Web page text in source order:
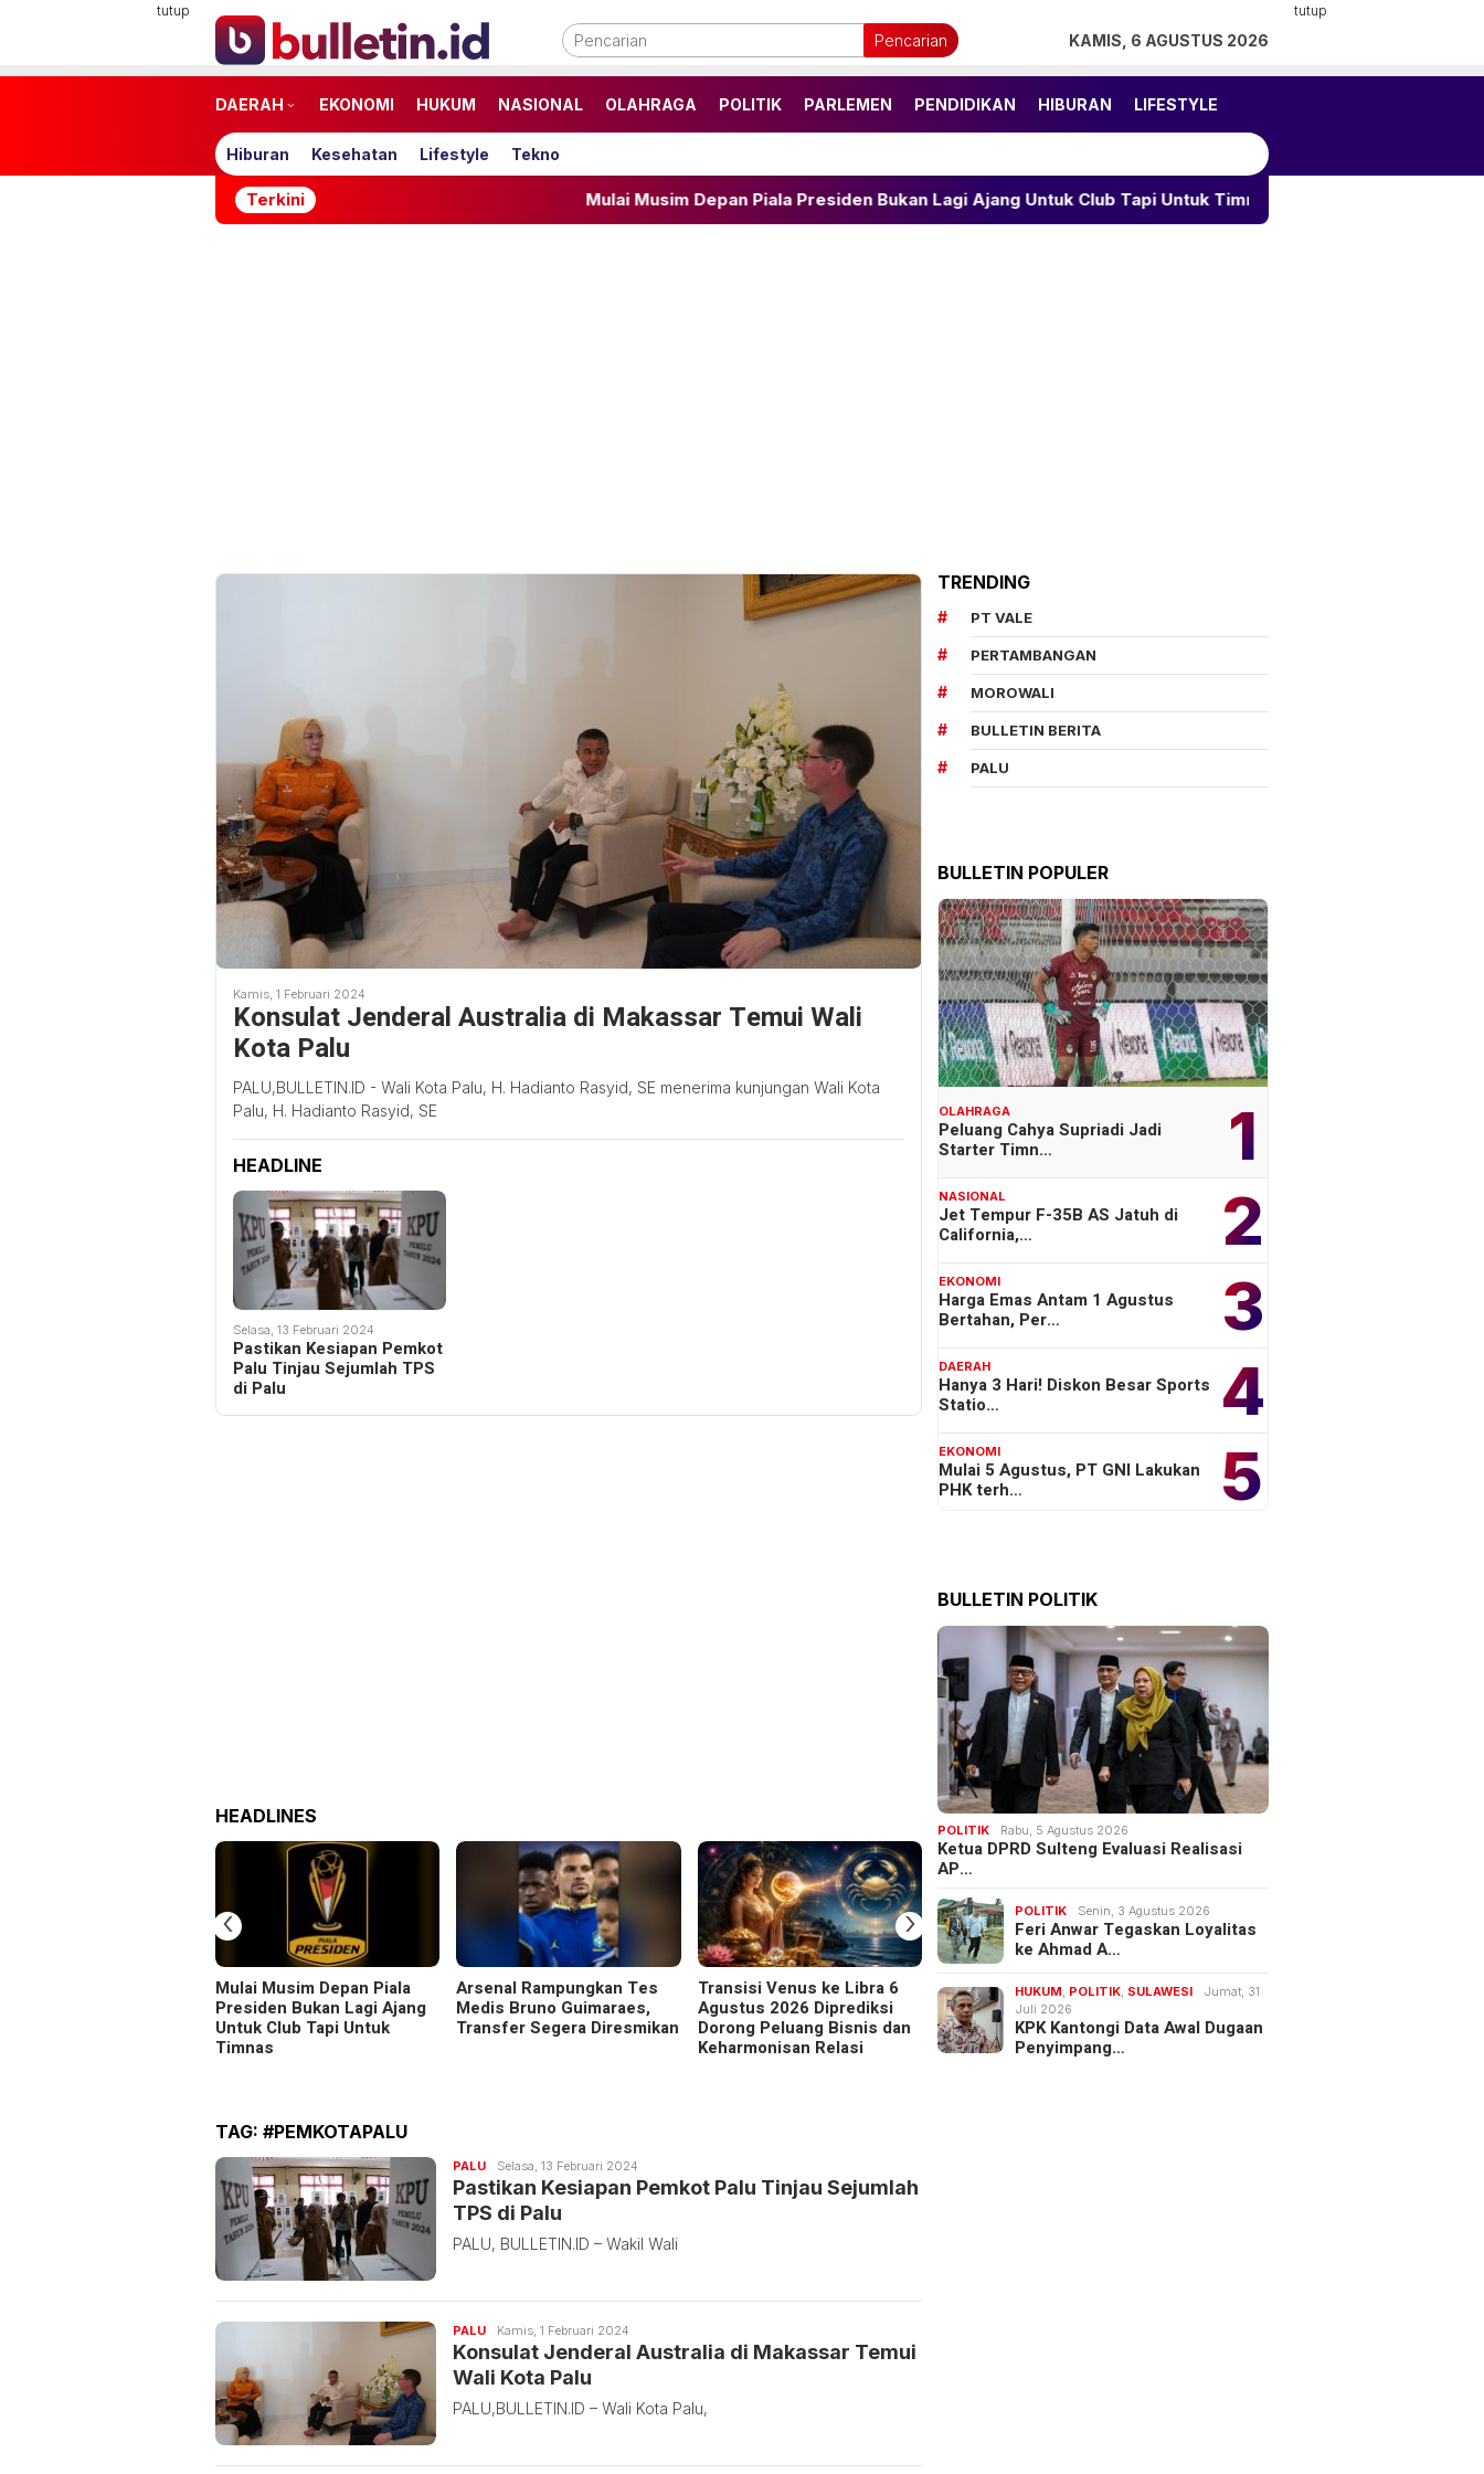
tutup tutup
Pencarian KAMIS, 6 AGUSTUS 2026
DAERAH EKONOMI HUKUM NASIONAL OLAHRAGA POLITIK PARLEMEN PENDIDIKAN HIBURAN LIFESTYLE
Hiburan Kesehatan Lifestyle Tekno
Terkini Mulai Musim Depan Piala Presiden Bukan Lagi Ajang Untuk Club Tapi Untuk Timnas Arsenal Rampungkan Tes
Kamis, 1 Februari 2024
Konsulat Jenderal Australia di Makassar Temui Wali
Kota Palu
PALU,BULLETIN.ID - Wali Kota Palu, H. Hadianto Rasyid, SE menerima kunjungan Wali Kota
Palu, H. Hadianto Rasyid, SE
HEADLINE
Selasa, 13 Februari 2024
Pastikan Kesiapan Pemkot
Palu Tinjau Sejumlah TPS
di Palu
HEADLINES
Mulai Musim Depan Piala
Presiden Bukan Lagi Ajang
Untuk Club Tapi Untuk
Timnas
Arsenal Rampungkan Tes
Medis Bruno Guimaraes,
Transfer Segera Diresmikan
Transisi Venus ke Libra 6
Agustus 2026 Diprediksi
Dorong Peluang Bisnis dan
Keharmonisan Relasi
Wagub Reny Dorong
Pencegahan Stunting
Dimulai Sejak Pra Nikah
Milan Selamat di Menit
Madonnina Berakhir 1-1
‹ ›
TAG: #PEMKOTAPALU
PALURedaksi
Bulletin
Selasa, 13 Februari 2024
Pastikan Kesiapan Pemkot Palu Tinjau Sejumlah
TPS di Palu
PALU, BULLETIN.ID – Wakil Wali
PALURedaksi
Bulletin
Kamis, 1 Februari 2024
Konsulat Jenderal Australia di Makassar Temui
Wali Kota Palu
PALU,BULLETIN.ID – Wali Kota Palu,
TRENDING
PT VALE
PERTAMBANGAN
MOROWALI
BULLETIN BERITA
PALU
BULLETIN POPULER
1
OLAHRAGA
Peluang Cahya Supriadi Jadi
Starter Timn…
2
NASIONAL
Jet Tempur F-35B AS Jatuh di
California,…
3
EKONOMI
Harga Emas Antam 1 Agustus
Bertahan, Per…
4
DAERAH
Hanya 3 Hari! Diskon Besar Sports
Statio…
5
EKONOMI
Mulai 5 Agustus, PT GNI Lakukan
PHK terh…
BULLETIN POLITIK
POLITIK Rabu, 5 Agustus 2026
Ketua DPRD Sulteng Evaluasi Realisasi
AP…
POLITIK Senin, 3 Agustus 2026
Feri Anwar Tegaskan Loyalitas
ke Ahmad A…
HUKUM POLITIK SULAWESI
Jumat, 31
Juli 2026
KPK Kantongi Data Awal Dugaan
Penyimpang…